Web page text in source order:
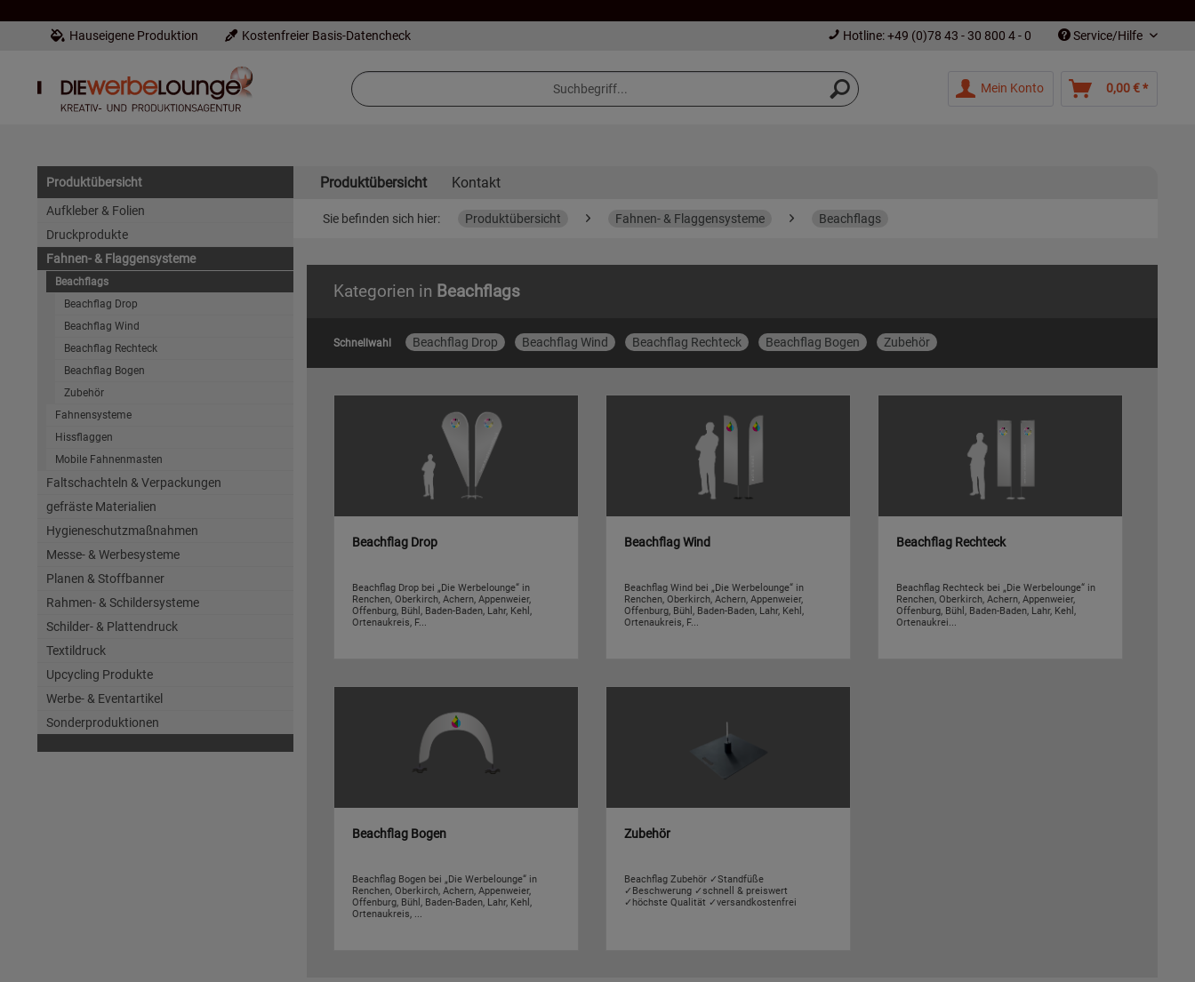
Hauseigene Produktion Kostenfreier Basis-Datencheck Hotline: +49 (0)78 43 - 30 800 4 - 0 Service/Hilfe
Mein Konto 0,00 € *
Produktübersicht
Aufkleber & Folien
Druckprodukte
Fahnen- & Flaggensysteme
Beachflags
Beachflag Drop
Beachflag Wind
Beachflag Rechteck
Beachflag Bogen
Zubehör
Fahnensysteme
Hissflaggen
Mobile Fahnenmasten
Faltschachteln & Verpackungen
gefräste Materialien
Hygieneschutzmaßnahmen
Messe- & Werbesysteme
Planen & Stoffbanner
Rahmen- & Schildersysteme
Schilder- & Plattendruck
Textildruck
Upcycling Produkte
Werbe- & Eventartikel
Sonderproduktionen
Produktübersicht Kontakt
Sie befinden sich hier: Produktübersicht Fahnen- & Flaggensysteme Beachflags
Kategorien in Beachflags
Schnellwahl Beachflag Drop Beachflag Wind Beachflag Rechteck Beachflag Bogen Zubehör
Beachflag Drop
Beachflag Drop bei „Die Werbelounge“ in
Renchen, Oberkirch, Achern, Appenweier,
Offenburg, Bühl, Baden-Baden, Lahr, Kehl,
Ortenaukreis, F...
Beachflag Wind
Beachflag Wind bei „Die Werbelounge“ in
Renchen, Oberkirch, Achern, Appenweier,
Offenburg, Bühl, Baden-Baden, Lahr, Kehl,
Ortenaukreis, F...
Beachflag Rechteck
Beachflag Rechteck bei „Die Werbelounge“ in
Renchen, Oberkirch, Achern, Appenweier,
Offenburg, Bühl, Baden-Baden, Lahr, Kehl,
Ortenaukrei...
Beachflag Bogen
Beachflag Bogen bei „Die Werbelounge“ in
Renchen, Oberkirch, Achern, Appenweier,
Offenburg, Bühl, Baden-Baden, Lahr, Kehl,
Ortenaukreis, ...
Zubehör
Beachflag Zubehör ✓Standfüße
✓Beschwerung ✓schnell & preiswert
✓höchste Qualität ✓versandkostenfrei